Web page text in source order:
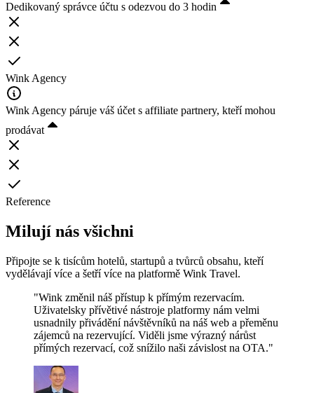
Dedikovaný správce účtu s odezvou do 3 hodin
Wink Agency
Wink Agency páruje váš účet s affiliate partnery, kteří mohou
prodávat
Reference
Milují nás všichni
Připojte se k tisícům hotelů, startupů a tvůrců obsahu, kteří
vydělávají více a šetří více na platformě Wink Travel.
"Wink změnil náš přístup k přímým rezervacím.
Uživatelsky přívětivé nástroje platformy nám velmi
usnadnily přivádění návštěvníků na náš web a přeměnu
zájemců na rezervující. Viděli jsme výrazný nárůst
přímých rezervací, což snížilo naši závislost na OTA."